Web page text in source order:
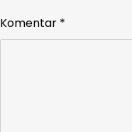
Komentar *